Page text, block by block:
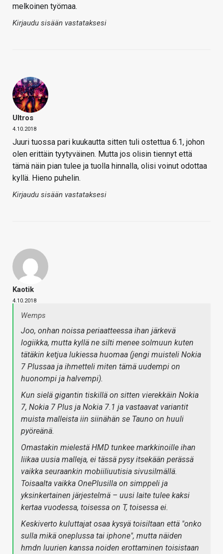
melkoinen työmaa.
Kirjaudu sisään vastataksesi
Ultros
4.10.2018
Juuri tuossa pari kuukautta sitten tuli ostettua 6.1, johon
olen erittäin tyytyväinen. Mutta jos olisin tiennyt että
tämä näin pian tulee ja tuolla hinnalla, olisi voinut odottaa
kyllä. Hieno puhelin.
Kirjaudu sisään vastataksesi
Kaotik
4.10.2018
Wemps
Joo, onhan noissa periaatteessa ihan järkevä
logiikka, mutta kyllä ne silti menee solmuun kuten
tätäkin ketjua lukiessa huomaa (jengi muisteli Nokia
7 Plussaa ja ihmetteli miten tämä uudempi on
huonompi ja halvempi).
Kun sielä gigantin tiskillä on sitten vierekkäin Nokia
7, Nokia 7 Plus ja Nokia 7.1 ja vastaavat variantit
muista malleista iin siinähän se Tauno on huuli
pyöreänä.
Omastakin mielestä HMD tunkee markkinoille ihan
liikaa uusia malleja, ei tässä pysy itsekään perässä
vaikka seuraankin mobiiliuutisia sivusilmällä.
Toisaalta vaikka OnePlusilla on simppeli ja
yksinkertainen järjestelmä – uusi laite tulee kaksi
kertaa vuodessa, toisessa on T, toisessa ei.
Keskiverto kuluttajat osaa kysyä toisiltaan että "onko
sulla mikä oneplussa tai iphone", mutta näiden
hmdn luurien kanssa noiden erottaminen toisistaan